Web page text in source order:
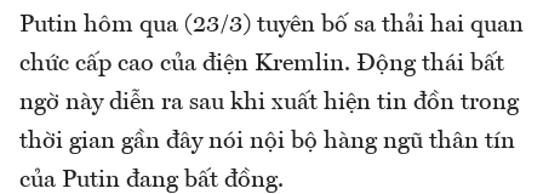
Putin hôm qua (23/3) tuyên bố sa thải hai quan
chức cấp cao của điện Kremlin. Động thái bất
ngờ này diễn ra sau khi xuất hiện tin đồn trong
thời gian gần đây nói nội bộ hàng ngũ thân tín
của Putin đang bất đồng.